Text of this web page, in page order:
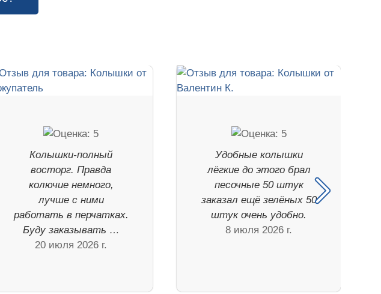
Колышки-полный
восторг. Правда
колючие немного,
лучше с ними
работать в перчатках.
Буду заказывать …
20 июля 2026 г.
Удобные колышки
лёгкие до этого брал
песочные 50 штук
заказал ещё зелёных 50
штук очень удобно.
8 июля 2026 г.